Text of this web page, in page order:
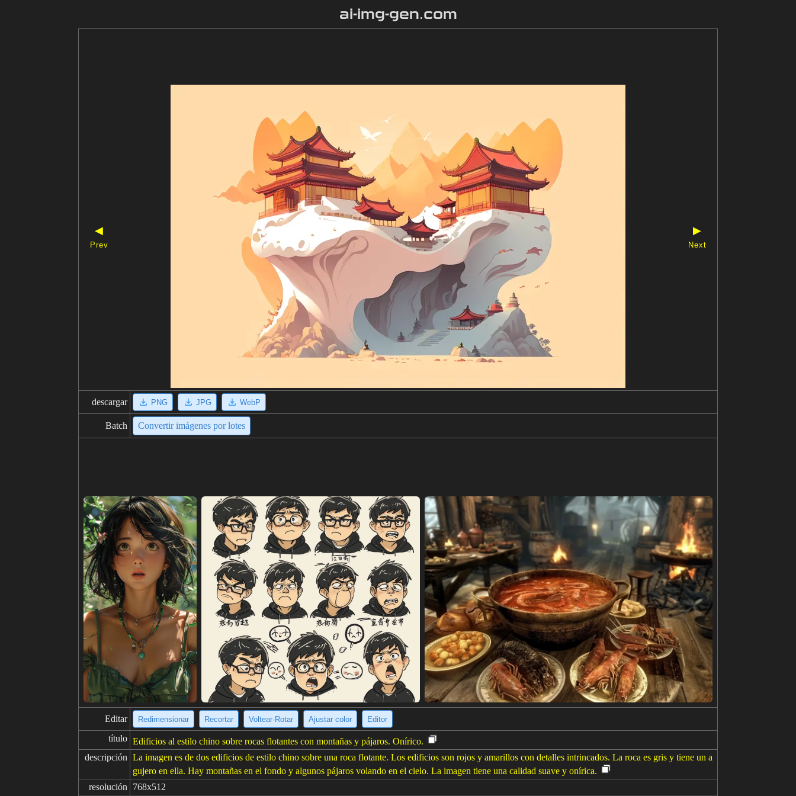
ai-img-gen.com
◀
Prev
▶
Next
descargar PNG JPG WebP
Batch Convertir imágenes por lotes
Editar Redimensionar Recortar Voltear·Rotar Ajustar color Editor
título Edificios al estilo chino sobre rocas flotantes con montañas y pájaros. Onírico.
descripción La imagen es de dos edificios de estilo chino sobre una roca flotante. Los edificios son rojos y amarillos con detalles intrincados. La roca es gris y tiene un a
gujero en ella. Hay montañas en el fondo y algunos pájaros volando en el cielo. La imagen tiene una calidad suave y onírica.
resolución
768x512